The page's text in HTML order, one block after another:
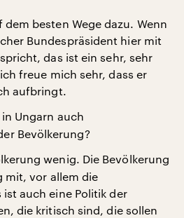
besten Wege dazu. Wenn
Bundespräsident hier mit
das ist ein sehr, sehr
freue mich sehr, dass er
aufbringt.
Ungarn auch
Bevölkerung?
wenig. Die Bevölkerung
mit, vor allem die
auch eine Politik der
die kritisch sind, die sollen